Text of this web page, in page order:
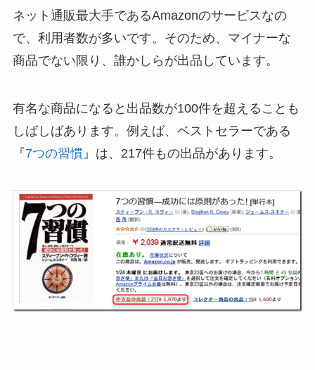
ネット通販最大手であるAmazonのサービスなの
で、利用者数が多いです。そのため、マイナーな
商品でない限り、誰かしらが出品しています。
有名な商品になると出品数が100件を超えることも
しばしばあります。例えば、ベストセラーである
『7つの習慣』は、217件もの出品があります。